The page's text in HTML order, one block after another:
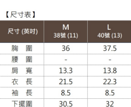
每筆NT$100，滿NT$988(含以上)免運費
付款後7-11取貨
每筆NT$100，滿NT$988(含以上)免運費
大嘴鳥宅配通
每筆NT$100，滿NT$988(含以上)免運費
貨到付款